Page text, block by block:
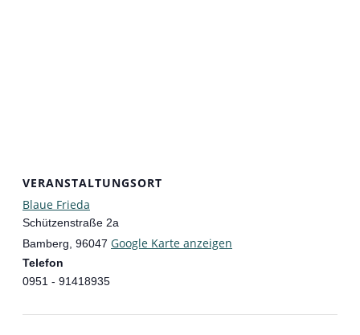
VERANSTALTUNGSORT
Blaue Frieda
Schützenstraße 2a
Bamberg 96047 Google Karte anzeigen
Telefon
0951 - 91418935